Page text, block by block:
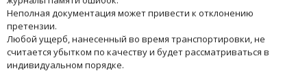
Неполная документация может привести к отклонению
претензии.
Любой ущерб, нанесенный во время транспортировки, не
считается убытком по качеству и будет рассматриваться в
индивидуальном порядке.